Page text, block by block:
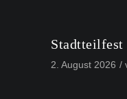
Stadtteilfest
2. August 2026